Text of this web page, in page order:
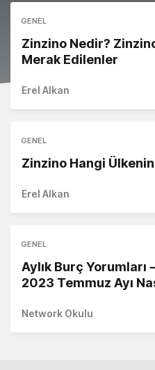
GENEL
Zinzino Nedir?
Merak Edilenler
Erel Alkan
GENEL
Zinzino Hangi
Erel Alkan
GENEL
Aylık Burç
2023 Temmuz Ayı
Network Okulu